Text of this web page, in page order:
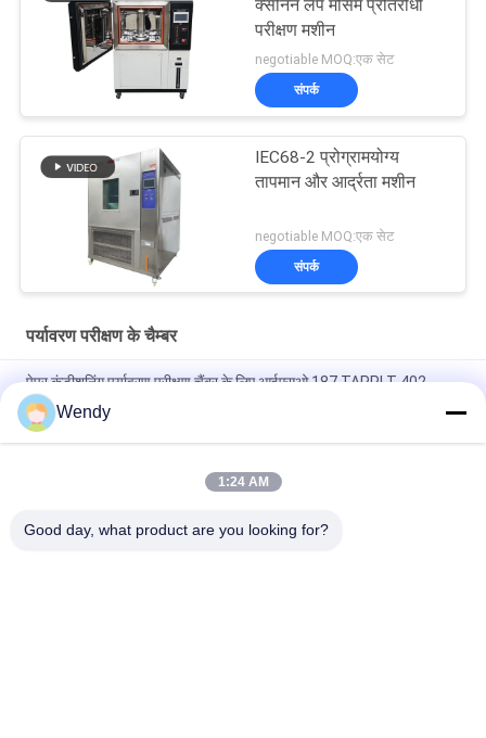
क्सीनन लैंप मौसम प्रतिरोधी
परीक्षण मशीन
negotiable MOQ:एक सेट
संपर्क
IEC68-2 प्रोग्रामयोग्य
तापमान और आर्द्रता मशीन
negotiable MOQ:एक सेट
संपर्क
पर्यावरण परीक्षण के चैम्बर
पेपर कंडीशनिंग पर्यावरण परीक्षण चैंबर के लिए आईएसओ 187 TAPPI T 402
लगातार तापमान आर्द्रता चैंबर
ड्राई एंड वेट कम्पोजिट साल्ट स्प्रे करप्शन टेस्ट चैंबर 60L 120L Nss Aass
Wendy
1:24 AM
Good day, what product are you looking for?